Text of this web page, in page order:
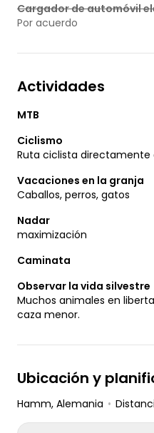
Cargador de automóvil
Por acuerdo
Actividades
MTB
Ciclismo
Ruta ciclista directamente
Vacaciones en la granja
Caballos, perros, gatos
Nadar
maximización
Caminata
Observar la vida silvestre
Muchos animales en
caza menor.
Ubicación y
Hamm, Alemania •